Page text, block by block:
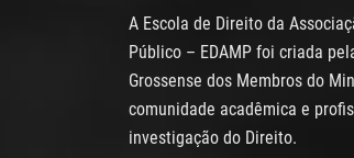
A Escola de Direito da
Público – EDAMP foi criada
Grossense dos Membros do
comunidade acadêmica e
investigação do Direito.